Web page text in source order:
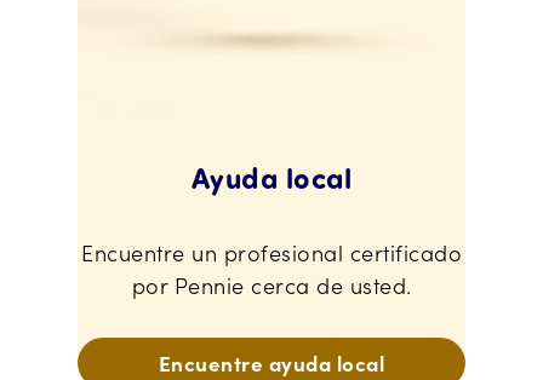
Ayuda local
Encuentre un profesional certificado
por Pennie cerca de usted.
Encuentre ayuda local